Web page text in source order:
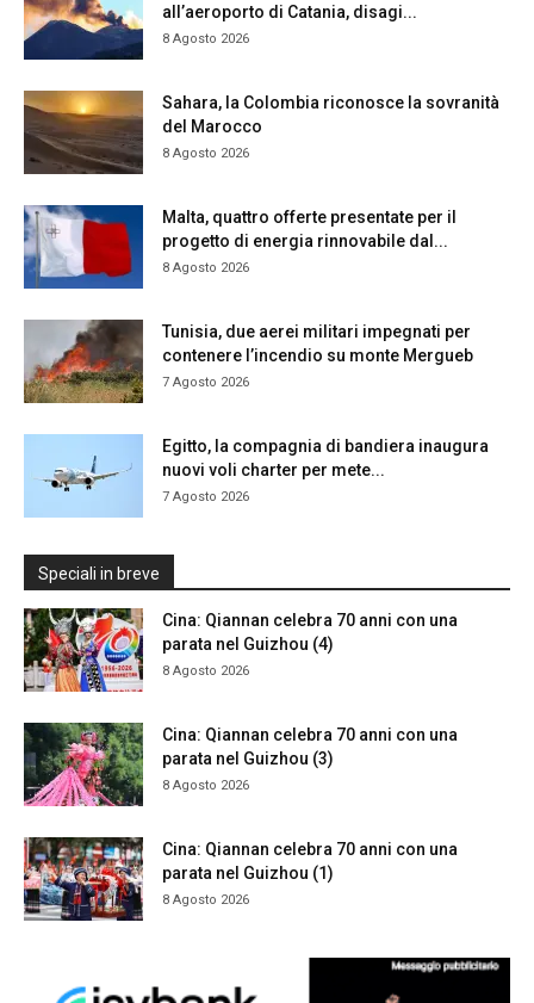
all’aeroporto di Catania, disagi...
8 Agosto 2026
Sahara, la Colombia riconosce la sovranità
del Marocco
8 Agosto 2026
Malta, quattro offerte presentate per il
progetto di energia rinnovabile dal...
8 Agosto 2026
Tunisia, due aerei militari impegnati per
contenere l’incendio su monte Mergueb
7 Agosto 2026
Egitto, la compagnia di bandiera inaugura
nuovi voli charter per mete...
7 Agosto 2026
Speciali in breve
Cina: Qiannan celebra 70 anni con una
parata nel Guizhou (4)
8 Agosto 2026
Cina: Qiannan celebra 70 anni con una
parata nel Guizhou (3)
8 Agosto 2026
Cina: Qiannan celebra 70 anni con una
parata nel Guizhou (1)
8 Agosto 2026